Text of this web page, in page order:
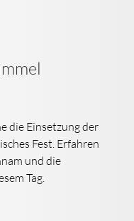
die Einsetzung der
Fest. Erfahren
und die
Tag.